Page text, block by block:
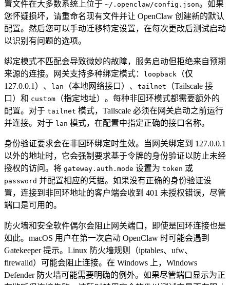
置文件在大多数系统上位于 ~/.openclaw/config.json。如果
您怀疑损坏，请重命名现有文件并让 OpenClaw 创建新的默认
配置。然后您可以手动迁移特定设置，在每次更改后测试启动
以识别有问题的选项。
绑定模式不匹配会导致微妙的故障，服务启动但拒绝来自预期
来源的连接。网关支持多种绑定模式：
loopback （仅
127.0.0.1）、
lan （本地网络接口）、 tailnet
（Tailscale 接
口）和 custom （指定地址）。每种非回环模式都需要额外的
配置。对于 tailnet 模式，Tailscale 必须在网关启动之前运行
并连接。对于 lan 模式，在配置中指定正确的接口名称。
身份验证要求会在非回环绑定时生效。当网关绑定到 127.0.0.1
以外的地址时，它会强制要求基于令牌的身份验证以防止未经
授权的访问。将 gateway.auth.mode 设置为 token 或
password 并配置相应的凭据。如果没有正确的身份验证设
置，连接到非回环地址的客户端会收到 401 未授权错误，尽管
端口是可用的。
防火墙和安全软件偶尔会阻止网关端口，即使是回环连接也是
如此。macOS 用户在第一次启动 OpenClaw 时可能会遇到
Gatekeeper 提示。Linux 防火墙规则（iptables、ufw、
firewalld）可能会阻止连接。在 Windows 上，Windows
Defender 防火墙可能需要明确的例外。如果尽管端口显示为正